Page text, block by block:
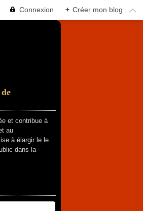
Connexion + Créer mon blog
et contribue à
au
à élargir le le
dans la